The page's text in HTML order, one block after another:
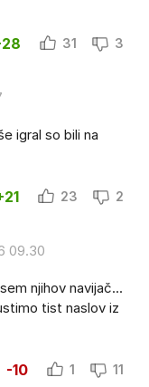
31 3
igral so bili na
23 2
09.30
njihov navijač...
tist naslov iz
-10 1 11